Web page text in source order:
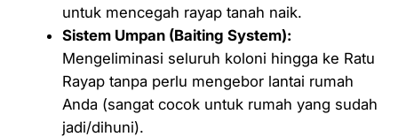
untuk mencegah rayap tanah naik.
Sistem Umpan (Baiting System):
Mengeliminasi seluruh koloni hingga ke Ratu
Rayap tanpa perlu mengebor lantai rumah
Anda (sangat cocok untuk rumah yang sudah
jadi/dihuni).